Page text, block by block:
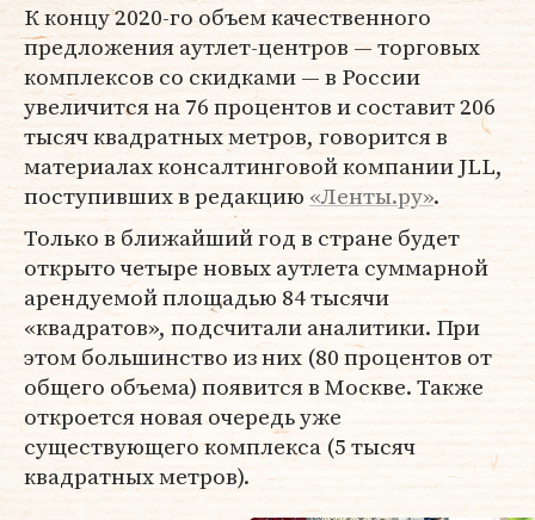
К концу 2020-го объем качественного
предложения аутлет-центров — торговых
комплексов со скидками — в России
увеличится на 76 процентов и составит 206
тысяч квадратных метров, говорится в
материалах консалтинговой компании JLL,
поступивших в редакцию «Ленты.ру».
Только в ближайший год в стране будет
открыто четыре новых аутлета суммарной
арендуемой площадью 84 тысячи
«квадратов», подсчитали аналитики. При
этом большинство из них (80 процентов от
общего объема) появится в Москве. Также
откроется новая очередь уже
существующего комплекса (5 тысяч
квадратных метров).